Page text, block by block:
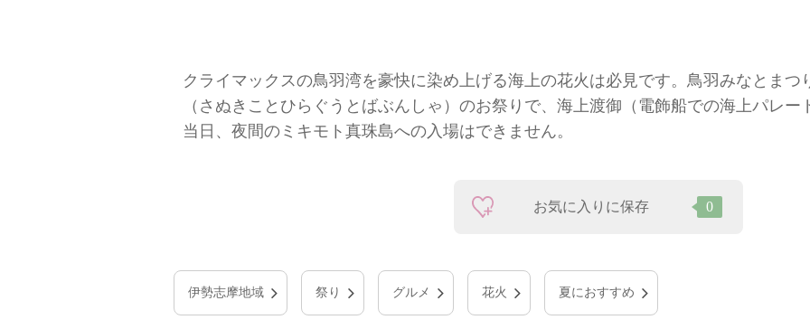
クライマックスの鳥羽湾を豪快に染め上げる海上の花火は必見です。鳥羽みなとまつ
（さぬきことひらぐうとばぶんしゃ）のお祭りで、海上渡御（電飾船での海上パレー
当日、夜間のミキモト真珠島への入場はできません。
お気に入りに保存 0
伊勢志摩地域 祭り グルメ 花火 夏におすすめ